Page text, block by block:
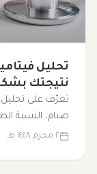
نتيجتك
صيام، النسبة
الأعراض
٢ محرم ١٤٤٨ هـ